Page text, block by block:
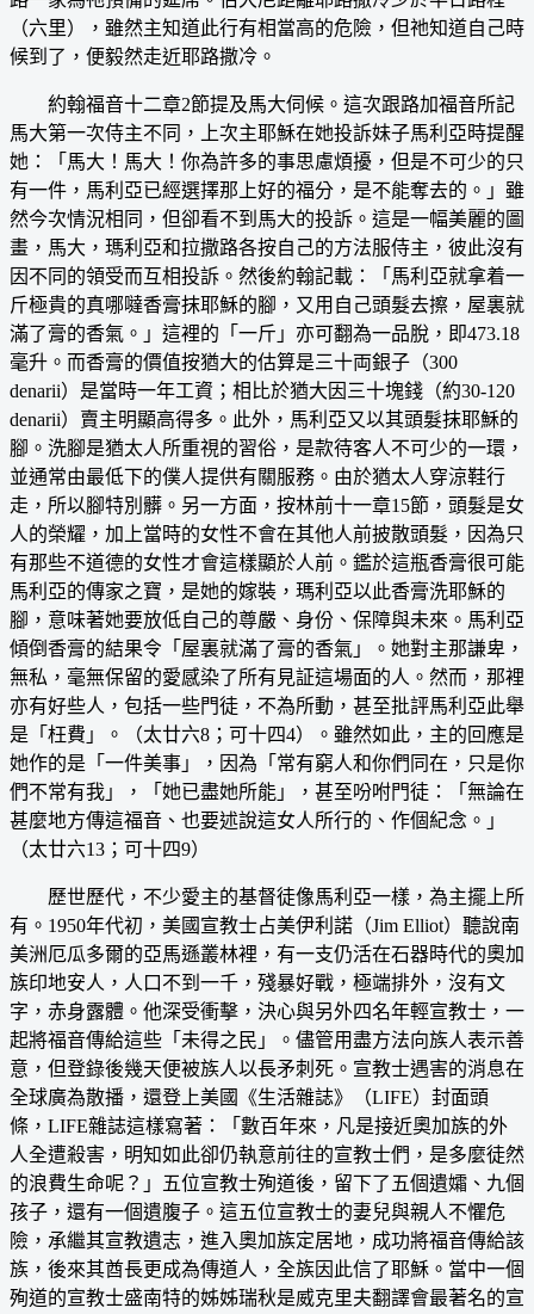
（六里），雖然主知道此行有相當高的危險，但祂知道自己時
候到了，便毅然走近耶路撒冷。
約翰福音十二章2節提及馬大伺候。這次跟路加福音所記
馬大第一次侍主不同，上次主耶穌在她投訴妹子馬利亞時提醒
她：「馬大！馬大！你為許多的事思慮煩擾，但是不可少的只
有一件，馬利亞已經選擇那上好的福分，是不能奪去的。」雖
然今次情況相同，但卻看不到馬大的投訴。這是一幅美麗的圖
畫，馬大，瑪利亞和拉撒路各按自己的方法服侍主，彼此沒有
因不同的領受而互相投訴。然後約翰記載：「馬利亞就拿着一
斤極貴的真哪噠香膏抹耶穌的腳，又用自己頭髮去擦，屋裏就
滿了膏的香氣。」這裡的「一斤」亦可翻為一品脫，即473.18
毫升。而香膏的價值按猶大的估算是三十両銀子（300
denarii）是當時一年工資；相比於猶大因三十塊錢（約30-120
denarii）賣主明顯高得多。此外，馬利亞又以其頭髮抹耶穌的
腳。洗腳是猶太人所重視的習俗，是款待客人不可少的一環，
並通常由最低下的僕人提供有關服務。由於猶太人穿涼鞋行
走，所以腳特別髒。另一方面，按林前十一章15節，頭髮是女
人的榮耀，加上當時的女性不會在其他人前披散頭髮，因為只
有那些不道德的女性才會這樣顯於人前。鑑於這瓶香膏很可能
馬利亞的傳家之寶，是她的嫁裝，瑪利亞以此香膏洗耶穌的
腳，意味著她要放低自己的尊嚴、身份、保障與未來。馬利亞
傾倒香膏的結果令「屋裏就滿了膏的香氣」。她對主那謙卑，
無私，毫無保留的愛感染了所有見証這場面的人。然而，那裡
亦有好些人，包括一些門徒，不為所動，甚至批評馬利亞此舉
是「枉費」。（太廿六8；可十四4）。雖然如此，主的回應是
她作的是「一件美事」，因為「常有窮人和你們同在，只是你
們不常有我」，「她已盡她所能」，甚至吩咐門徒：「無論在
甚麼地方傳這福音、也要述說這女人所行的、作個紀念。」
（太廿六13；可十四9）
歷世歷代，不少愛主的基督徒像馬利亞一樣，為主擺上所
有。1950年代初，美國宣教士占美伊利諾（Jim Elliot）聽說南
美洲厄瓜多爾的亞馬遜叢林裡，有一支仍活在石器時代的奧加
族印地安人，人口不到一千，殘暴好戰，極端排外，沒有文
字，赤身露體。他深受衝擊，決心與另外四名年輕宣教士，一
起將福音傳給這些「未得之民」。儘管用盡方法向族人表示善
意，但登錄後幾天便被族人以長矛刺死。宣教士遇害的消息在
全球廣為散播，還登上美國《生活雜誌》（LIFE）封面頭
條，LIFE雜誌這樣寫著：「數百年來，凡是接近奧加族的外
人全遭殺害，明知如此卻仍執意前往的宣教士們，是多麼徒然
的浪費生命呢？」五位宣教士殉道後，留下了五個遺孀、九個
孩子，還有一個遺腹子。這五位宣教士的妻兒與親人不懼危
險，承繼其宣教遺志，進入奧加族定居地，成功將福音傳給該
族，後來其酋長更成為傳道人，全族因此信了耶穌。當中一個
殉道的宣教士盛南特的姊姊瑞秋是威克里夫翻譯會最著名的宣